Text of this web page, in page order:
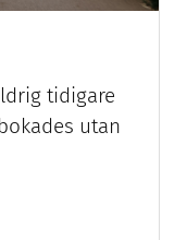
tidigare
utan